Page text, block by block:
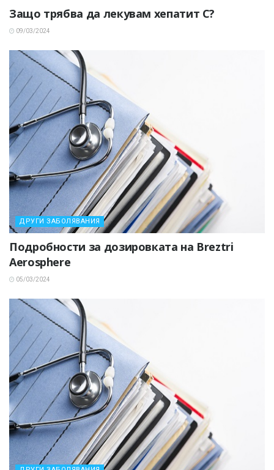
Защо трябва да лекувам хепатит С?
09/03/2024
ДРУГИ ЗАБОЛЯВАНИЯ
Подробности за дозировката на Breztri
Aerosphere
05/03/2024